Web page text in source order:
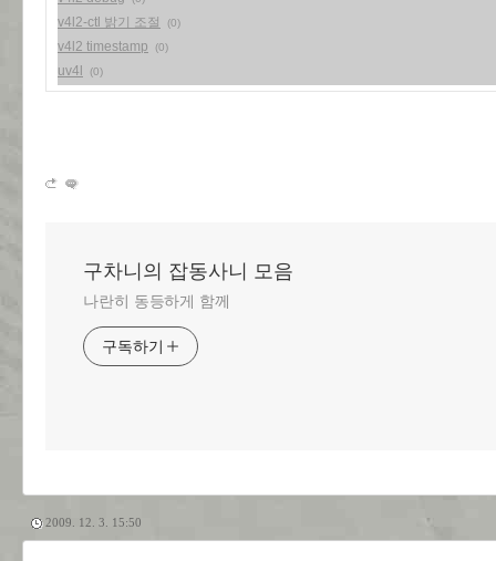
v4l2-ctl 밝기 조절 (0)
v4l2 timestamp (0)
uv4l (0)
구차니의 잡동사니 모음
나란히 동등하게 함께
구독하기
2009. 12. 3. 15:50